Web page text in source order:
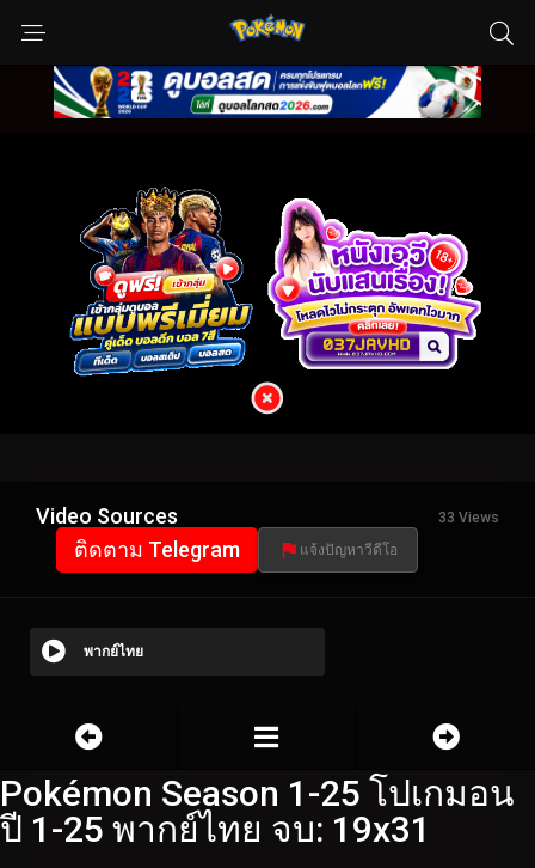
Video Sources 33 Views
ติดตาม Telegram แจ้งปัญหาวีดีโอ
พากย์ไทย
Pokémon Season 1-25 โปเกมอน
ปี 1-25 พากย์ไทย จบ: 19x31